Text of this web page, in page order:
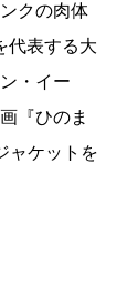
クの肉体
代表する大
・イー
『ひのま
ャケットを